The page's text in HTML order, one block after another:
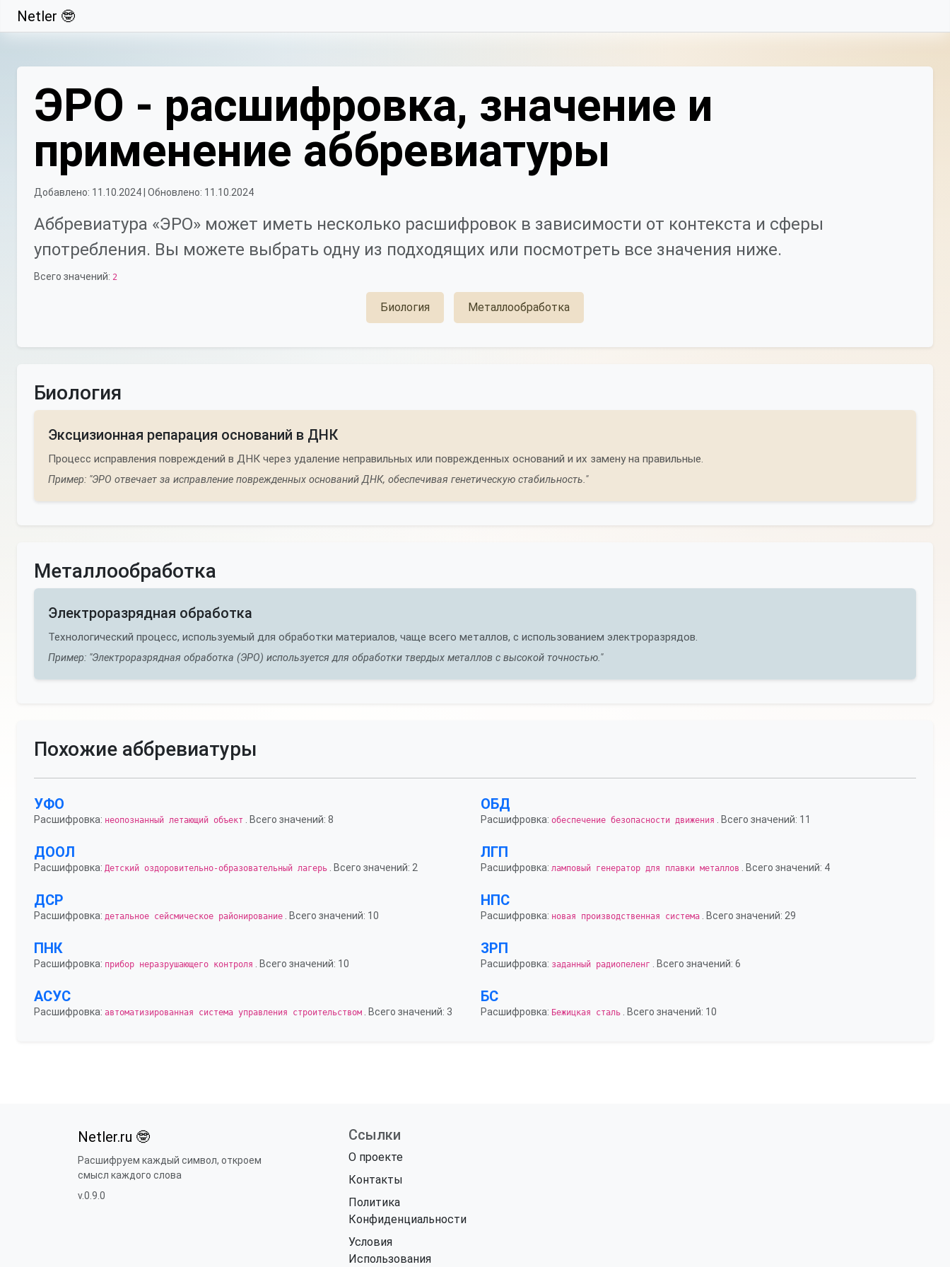
Свернуть
Netler 🤓
ЭРО - расшифровка, значение и
применение аббревиатуры
Добавлено: 11.10.2024 | Обновлено: 11.10.2024
Аббревиатура «ЭРО» может иметь несколько расшифровок в зависимости от контекста и сферы
употребления. Вы можете выбрать одну из подходящих или посмотреть все значения ниже.
Всего значений: 2
Биология Металлообработка
Биология
Эксцизионная репарация оснований в ДНК
Процесс исправления повреждений в ДНК через удаление неправильных или поврежденных оснований и их замену на правильные.
Пример: "ЭРО отвечает за исправление поврежденных оснований ДНК, обеспечивая генетическую стабильность."
Металлообработка
Электроразрядная обработка
Технологический процесс, используемый для обработки материалов, чаще всего металлов, с использованием электроразрядов.
Пример: "Электроразрядная обработка (ЭРО) используется для обработки твердых металлов с высокой точностью."
Похожие аббревиатуры
УФО
Расшифровка: неопознанный летающий объект . Всего значений: 8
ОБД
Расшифровка: обеспечение безопасности движения . Всего значений: 11
ДООЛ
Расшифровка: Детский оздоровительно-образовательный лагерь . Всего значений: 2
ЛГП
Расшифровка: ламповый генератор для плавки металлов . Всего значений: 4
ДСР
Расшифровка: детальное сейсмическое районирование . Всего значений: 10
НПС
Расшифровка: новая производственная система . Всего значений: 29
ПНК
Расшифровка: прибор неразрушающего контроля . Всего значений: 10
ЗРП
Расшифровка: заданный радиопеленг . Всего значений: 6
АСУС
Расшифровка: автоматизированная система управления строительством . Всего значений: 3
БС
Расшифровка: Бежицкая сталь . Всего значений: 10
Netler.ru 🤓
Расшифруем каждый символ, откроем
смысл каждого слова
v.0.9.0
Ссылки
О проекте
Контакты
Политика
Конфиденциальности
Условия
Использования